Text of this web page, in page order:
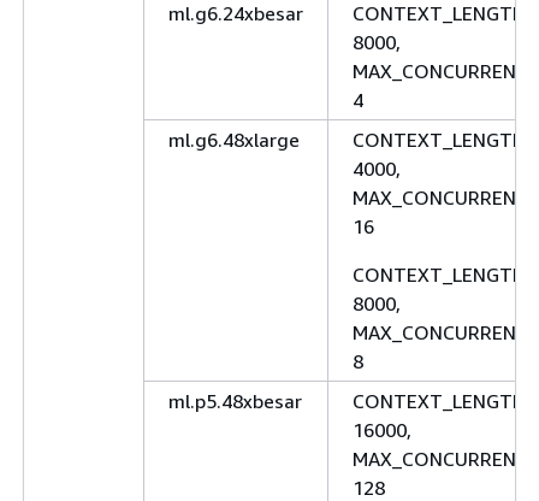
ml.g6.24xbesar
CONTEXT_LENGTH:
8000,
4
ml.g6.48xlarge
CONTEXT_LENGTH:
4000,
16
CONTEXT_LENGTH:
8000,
8
ml.p5.48xbesar
CONTEXT_LENGTH:
16000,
128